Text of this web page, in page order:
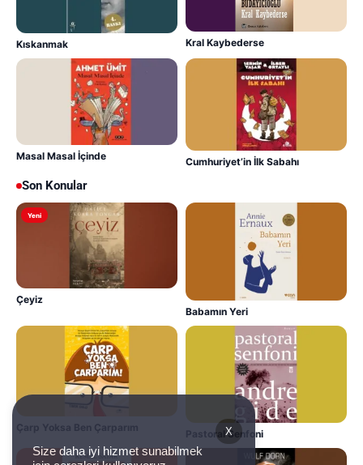
Kıskanmak Kral Kaybederse
Masal Masal İçinde
Cumhuriyet’in İlk Sabahı
Son Konular
Yeni
Çeyiz
Babamın Yeri
Çarp Yoksa Ben Çarparım
Pastoral Senfoni
X
Size daha iyi hizmet sunabilmek